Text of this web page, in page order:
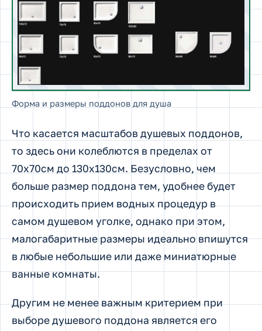
Форма и размеры поддонов для душа
Что касается масштабов душевых поддонов,
то здесь они колеблются в пределах от
70х70см до 130х130см. Безусловно, чем
больше размер поддона тем, удобнее будет
происходить прием водных процедур в
самом душевом уголке, однако при этом,
малогабаритные размеры идеально впишутся
в любые небольшие или даже миниатюрные
ванные комнаты.
Другим не менее важным критерием при
выборе душевого поддона является его